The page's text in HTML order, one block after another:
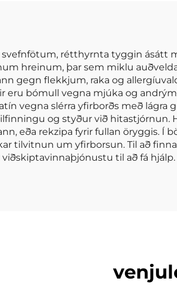
rétthyrnta tyggin ásátt
hreinum, þar sem miklu
gegn flekkjum, raka og
eru bómull vegna mjúka og
vegna slérra yfirborðs með
og styður við
eða rekzipa fyrir fullan öryggis.
tilvitnun um yfirborsun. Til að
til að fá hjálp.